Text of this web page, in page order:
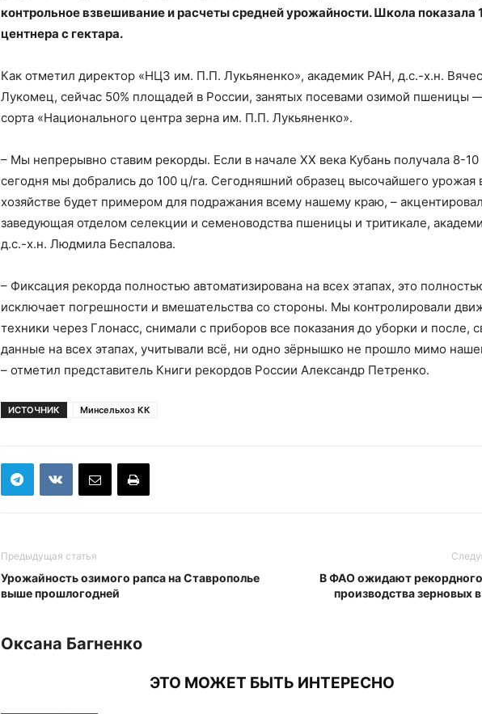
контрольное взвешивание и расчеты средней урожайности. Школа показала
центнера с гектара.
Как отметил директор «НЦЗ им. П.П. Лукьяненко», академик РАН, д.с.-х.н.
Лукомец, сейчас 50% площадей в России, занятых посевами озимой пшеницы
сорта «Национального центра зерна им. П.П. Лукьяненко».
– Мы непрерывно ставим рекорды. Если в начале ХХ века Кубань получала 8-10
сегодня мы добрались до 100 ц/га. Сегодняшний образец высочайшего урожая
хозяйстве будет примером для подражания всему нашему краю, –
заведующая отделом селекции и семеноводства пшеницы и тритикале,
д.с.-х.н. Людмила Беспалова.
– Фиксация рекорда полностью автоматизирована на всех этапах, это
исключает погрешности и вмешательства со стороны. Мы контролировали
техники через Глонасс, снимали с приборов все показания до уборки и после,
данные на всех этапах, учитывали всё, ни одно зёрнышко не прошло мимо
– отметил представитель Книги рекордов России Александр Петренко.
ИСТОЧНИК Минсельхоз КК
Предыдущая статья
Урожайность озимого рапса на Ставрополье
выше прошлогодней
В ФАО ожидают
производства зерновых
Оксана Багненко
ЭТО МОЖЕТ БЫТЬ ИНТЕРЕСНО